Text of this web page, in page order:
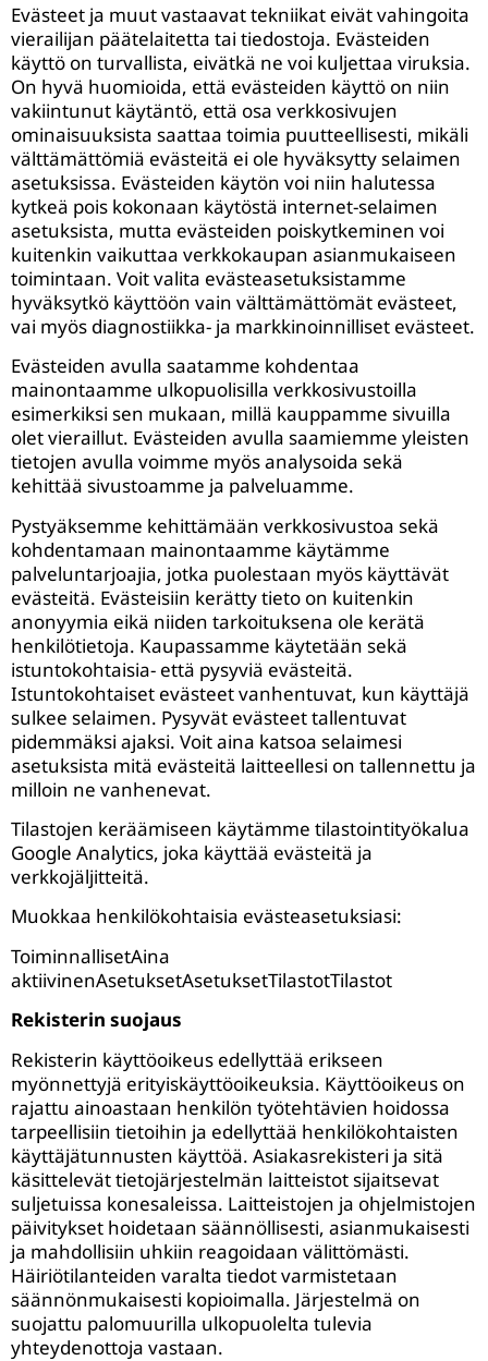
Evästeet ja muut vastaavat tekniikat eivät vahingoita
vierailijan päätelaitetta tai tiedostoja. Evästeiden
käyttö on turvallista, eivätkä ne voi kuljettaa viruksia.
On hyvä huomioida, että evästeiden käyttö on niin
vakiintunut käytäntö, että osa verkkosivujen
ominaisuuksista saattaa toimia puutteellisesti, mikäli
välttämättömiä evästeitä ei ole hyväksytty selaimen
asetuksissa. Evästeiden käytön voi niin halutessa
kytkeä pois kokonaan käytöstä internet-selaimen
asetuksista, mutta evästeiden poiskytkeminen voi
kuitenkin vaikuttaa verkkokaupan asianmukaiseen
toimintaan. Voit valita evästeasetuksistamme
hyväksytkö käyttöön vain välttämättömät evästeet,
vai myös diagnostiikka- ja markkinoinnilliset evästeet.
Evästeiden avulla saatamme kohdentaa
mainontaamme ulkopuolisilla verkkosivustoilla
esimerkiksi sen mukaan, millä kauppamme sivuilla
olet vieraillut. Evästeiden avulla saamiemme yleisten
tietojen avulla voimme myös analysoida sekä
kehittää sivustoamme ja palveluamme.
Pystyäksemme kehittämään verkkosivustoa sekä
kohdentamaan mainontaamme käytämme
palveluntarjoajia, jotka puolestaan myös käyttävät
evästeitä. Evästeisiin kerätty tieto on kuitenkin
anonyymia eikä niiden tarkoituksena ole kerätä
henkilötietoja. Kaupassamme käytetään sekä
istuntokohtaisia- että pysyviä evästeitä.
Istuntokohtaiset evästeet vanhentuvat, kun käyttäjä
sulkee selaimen. Pysyvät evästeet tallentuvat
pidemmäksi ajaksi. Voit aina katsoa selaimesi
asetuksista mitä evästeitä laitteellesi on tallennettu ja
milloin ne vanhenevat.
Tilastojen keräämiseen käytämme tilastointityökalua
Google Analytics, joka käyttää evästeitä ja
verkkojäljitteitä.
Muokkaa henkilökohtaisia evästeasetuksiasi:
ToiminnallisetAina
aktiivinenAsetuksetAsetuksetTilastotTilastot
Rekisterin suojaus
Rekisterin käyttöoikeus edellyttää erikseen
myönnettyjä erityiskäyttöoikeuksia. Käyttöoikeus on
rajattu ainoastaan henkilön työtehtävien hoidossa
tarpeellisiin tietoihin ja edellyttää henkilökohtaisten
käyttäjätunnusten käyttöä. Asiakasrekisteri ja sitä
käsittelevät tietojärjestelmän laitteistot sijaitsevat
suljetuissa konesaleissa. Laitteistojen ja ohjelmistojen
päivitykset hoidetaan säännöllisesti, asianmukaisesti
ja mahdollisiin uhkiin reagoidaan välittömästi.
Häiriötilanteiden varalta tiedot varmistetaan
säännönmukaisesti kopioimalla. Järjestelmä on
suojattu palomuurilla ulkopuolelta tulevia
yhteydenottoja vastaan.